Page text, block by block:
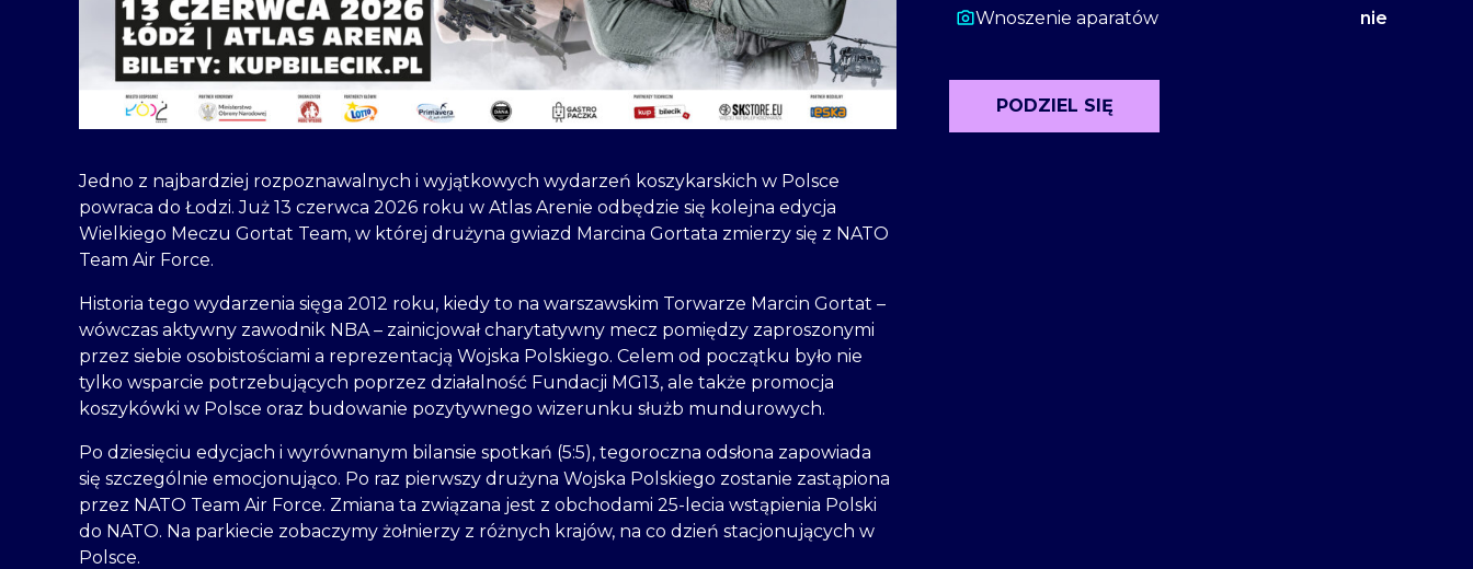
Jedno z najbardziej rozpoznawalnych i wyjątkowych wydarzeń koszykarskich w Polsce
powraca do Łodzi. Już 13 czerwca 2026 roku w Atlas Arenie odbędzie się kolejna edycja
Wielkiego Meczu Gortat Team, w której drużyna gwiazd Marcina Gortata zmierzy się z NATO
Team Air Force.
Historia tego wydarzenia sięga 2012 roku, kiedy to na warszawskim Torwarze Marcin Gortat –
wówczas aktywny zawodnik NBA – zainicjował charytatywny mecz pomiędzy zaproszonymi
przez siebie osobistościami a reprezentacją Wojska Polskiego. Celem od początku było nie
tylko wsparcie potrzebujących poprzez działalność Fundacji MG13, ale także promocja
koszykówki w Polsce oraz budowanie pozytywnego wizerunku służb mundurowych.
Po dziesięciu edycjach i wyrównanym bilansie spotkań (5:5), tegoroczna odsłona zapowiada
się szczególnie emocjonująco. Po raz pierwszy drużyna Wojska Polskiego zostanie zastąpiona
przez NATO Team Air Force. Zmiana ta związana jest z obchodami 25-lecia wstąpienia Polski
do NATO. Na parkiecie zobaczymy żołnierzy z różnych krajów, na co dzień stacjonujących w
Polsce.
Wnoszenie aparatów nie
PODZIEL SIĘ